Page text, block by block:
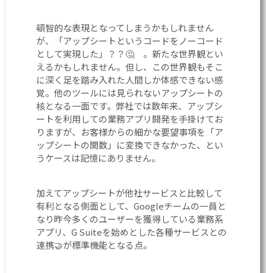
頓智的な表現となってしまうかもしれません
が、「アップシートというコードをノーコード
として実現した」？？🤔 。新たな世界観とい
えるかもしれません。但し、この世界観もそこ
に深く足を踏み入れた人間しか体感できない感
覚。他のツールには見られないアップシートの
核となる一面です。弊社では数年来、アップシ
ートを利用しての業務アプリ開発を手掛けてお
りますが、お客様からの細かな要望事項を「ア
ップシートの関数」に変換できなかった、とい
うケースは記憶にありません。
加えてアップシートが他社サービスと比較して
有利となる側面として、Googleチームの一員と
なり昨今多くのユーザーを獲得している業務系
アプリ、G Suiteを始めとした各種サービスとの
連携🤝が標準機能となる点。